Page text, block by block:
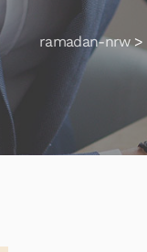
ramadan-nrw>